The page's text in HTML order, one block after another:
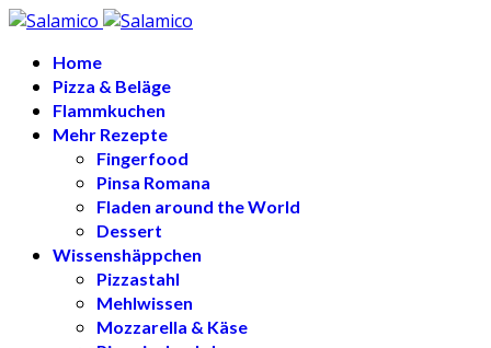
Home
Pizza & Beläge
Flammkuchen
Mehr Rezepte
Fingerfood
Pinsa Romana
Fladen around the World
Dessert
Wissenshäppchen
Pizzastahl
Mehlwissen
Mozzarella & Käse